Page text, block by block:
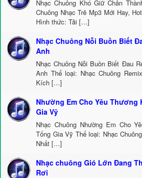
Nhạc Chuông Khó Giữ Chân
Chuông Nhạc Trẻ Mp3 Mới Hay,
Hình thức: Tải […]
Nhạc Chuông Nỗi Buồn Biết
Anh
Nhạc Chuông Nỗi Buồn Biết Đau
Anh Thể loại: Nhạc Chuông
Kích […]
Nhường Em Cho Yêu Thương
Gia Vỹ
Nhạc Chuông Nhường Em Cho
Tống Gia Vỹ Thể loại: Nhạc
Nhất […]
Nhạc chuông Gió Lớn Đang
Rơi